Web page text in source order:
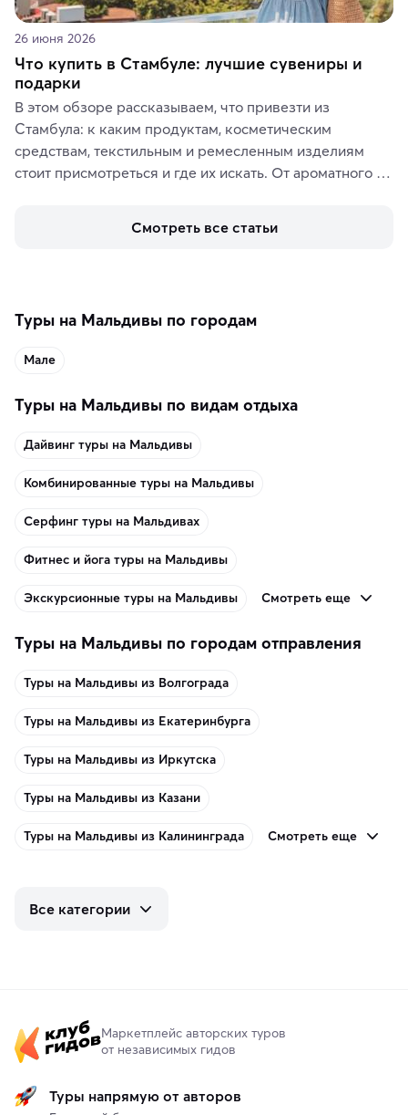
26 июня 2026
Что купить в Стамбуле: лучшие сувениры и
подарки
В этом обзоре рассказываем, что привезти из
Стамбула: к каким продуктам, косметическим
средствам, текстильным и ремесленным изделиям
стоит присмотреться и где их искать. От ароматного
аутентичных лавках — в подарок близким или себе на
Смотреть все статьи
Туры на Мальдивы по городам
Мале
Туры на Мальдивы по видам отдыха
Дайвинг туры на Мальдивы
Комбинированные туры на Мальдивы
Серфинг туры на Мальдивах
Фитнес и йога туры на Мальдивы
Экскурсионные туры на Мальдивы Смотреть еще
Туры на Мальдивы по городам отправления
Туры на Мальдивы из Волгограда
Туры на Мальдивы из Екатеринбурга
Туры на Мальдивы из Иркутска
Туры на Мальдивы из Казани
Туры на Мальдивы из Калининграда Смотреть еще
Все категории
Маркетплейс авторских туров
от независимых гидов
Туры напрямую от авторов